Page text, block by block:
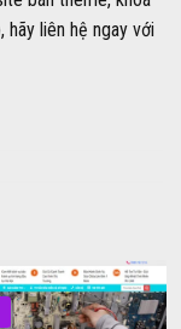
liên hệ ngay với